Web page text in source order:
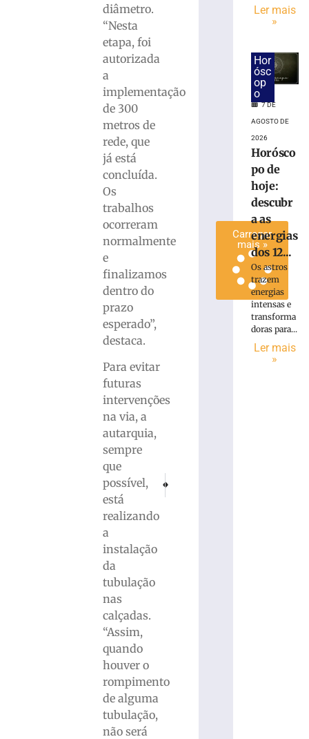
diâmetro.
“Nesta
etapa, foi
autorizada
a
implementação
de 300
metros de
rede, que
já está
concluída.
Os
trabalhos
ocorreram
normalmente
e
finalizamos
dentro do
prazo
esperado”,
destaca.
Para evitar
futuras
intervenções
na via, a
autarquia,
sempre
que
possível,
está
realizando
a
instalação
da
tubulação
nas
calçadas.
“Assim,
quando
houver o
rompimento
de alguma
tubulação,
não será
pessoas
Voepass
Carregar
mais »
Ler mais
»
Hor
ósc
op
o
7 DE
AGOSTO DE
2026
Horósco
po de
hoje:
descubr
a as
energias
dos 12...
Os astros
trazem
energias
intensas e
transforma
doras para...
Ler mais
»